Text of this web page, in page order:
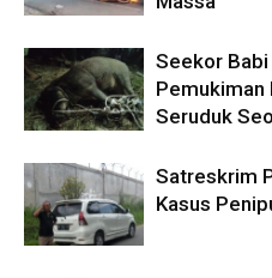
Seekor
Pemukiman
Seruduk
Satreskrim
Kasus